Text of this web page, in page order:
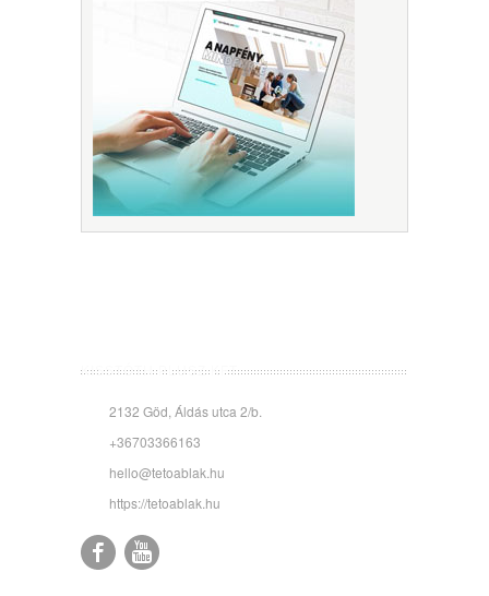
KISSTÓTH PLUSZ KFT.
2132 Göd, Áldás utca 2/b.
+36703366163
hello@tetoablak.hu
https://tetoablak.hu